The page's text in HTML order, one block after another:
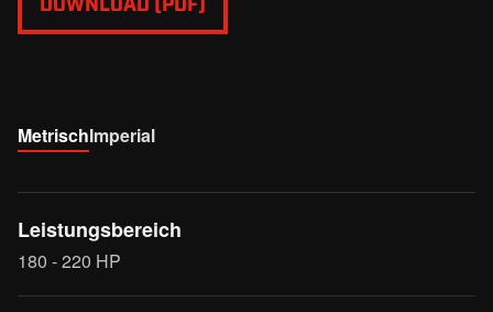
MetrischImperial
Leistungsbereich
180 - 220 HP